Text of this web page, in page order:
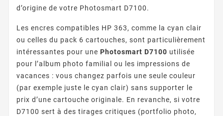
d’origine de votre Photosmart D7100.
Les encres compatibles HP 363, comme la cyan clair
ou celles du pack 6 cartouches, sont particulièrement
intéressantes pour une Photosmart D7100 utilisée
pour l’album photo familial ou les impressions de
vacances : vous changez parfois une seule couleur
(par exemple juste le cyan clair) sans supporter le
prix d’une cartouche originale. En revanche, si votre
D7100 sert à des tirages critiques (portfolio photo,